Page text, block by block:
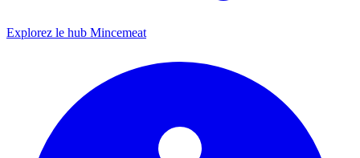
Explorez le hub Mincemeat